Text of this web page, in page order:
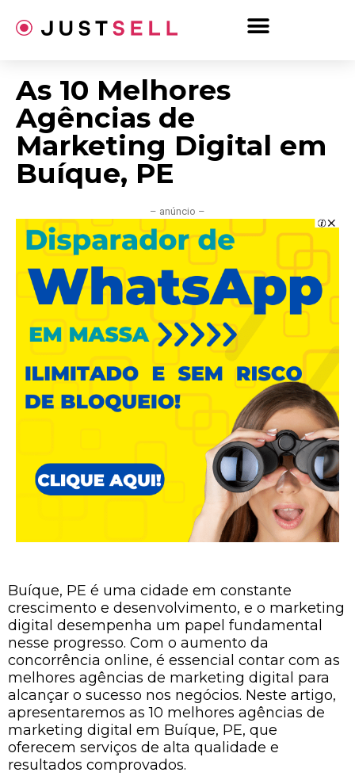
para
As 10 Melhores
Agências de
Marketing Digital em
Buíque, PE
– anúncio –
Buíque, PE é uma cidade em constante
crescimento e desenvolvimento, e o marketing
digital desempenha um papel fundamental
nesse progresso. Com o aumento da
concorrência online, é essencial contar com as
melhores agências de marketing digital para
alcançar o sucesso nos negócios. Neste artigo,
apresentaremos as 10 melhores agências de
marketing digital em Buíque, PE, que
oferecem serviços de alta qualidade e
resultados comprovados.